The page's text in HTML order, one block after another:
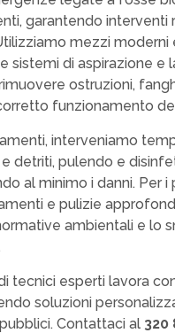
garantendo interventi
mezzi moderni
sistemi di aspirazione e
ostruzioni,
funzionamento
interveniamo
detriti, pulendo e
al minimo i danni. Per i
e pulizie
ambientali e lo
tecnici esperti lavora
soluzioni
Contattaci al 320